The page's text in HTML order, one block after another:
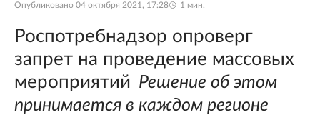
Опубликовано 04 октября 2021, 17:28 1 мин.
Роспотребнадзор опроверг
запрет на проведение массовых
мероприятий Решение об этом
принимается в каждом регионе